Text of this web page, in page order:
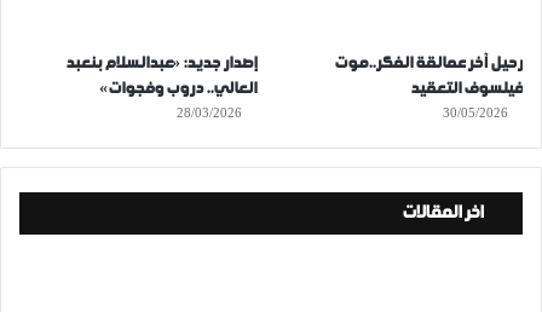
رحيل آخر عمالقة الفكر..موت
فيلسوف التعقيد
30/05/2026
إصدار جديد: «عبدالسلام بنعبد
العالي.. دروب وفجوات»
28/03/2026
اخر المقالات